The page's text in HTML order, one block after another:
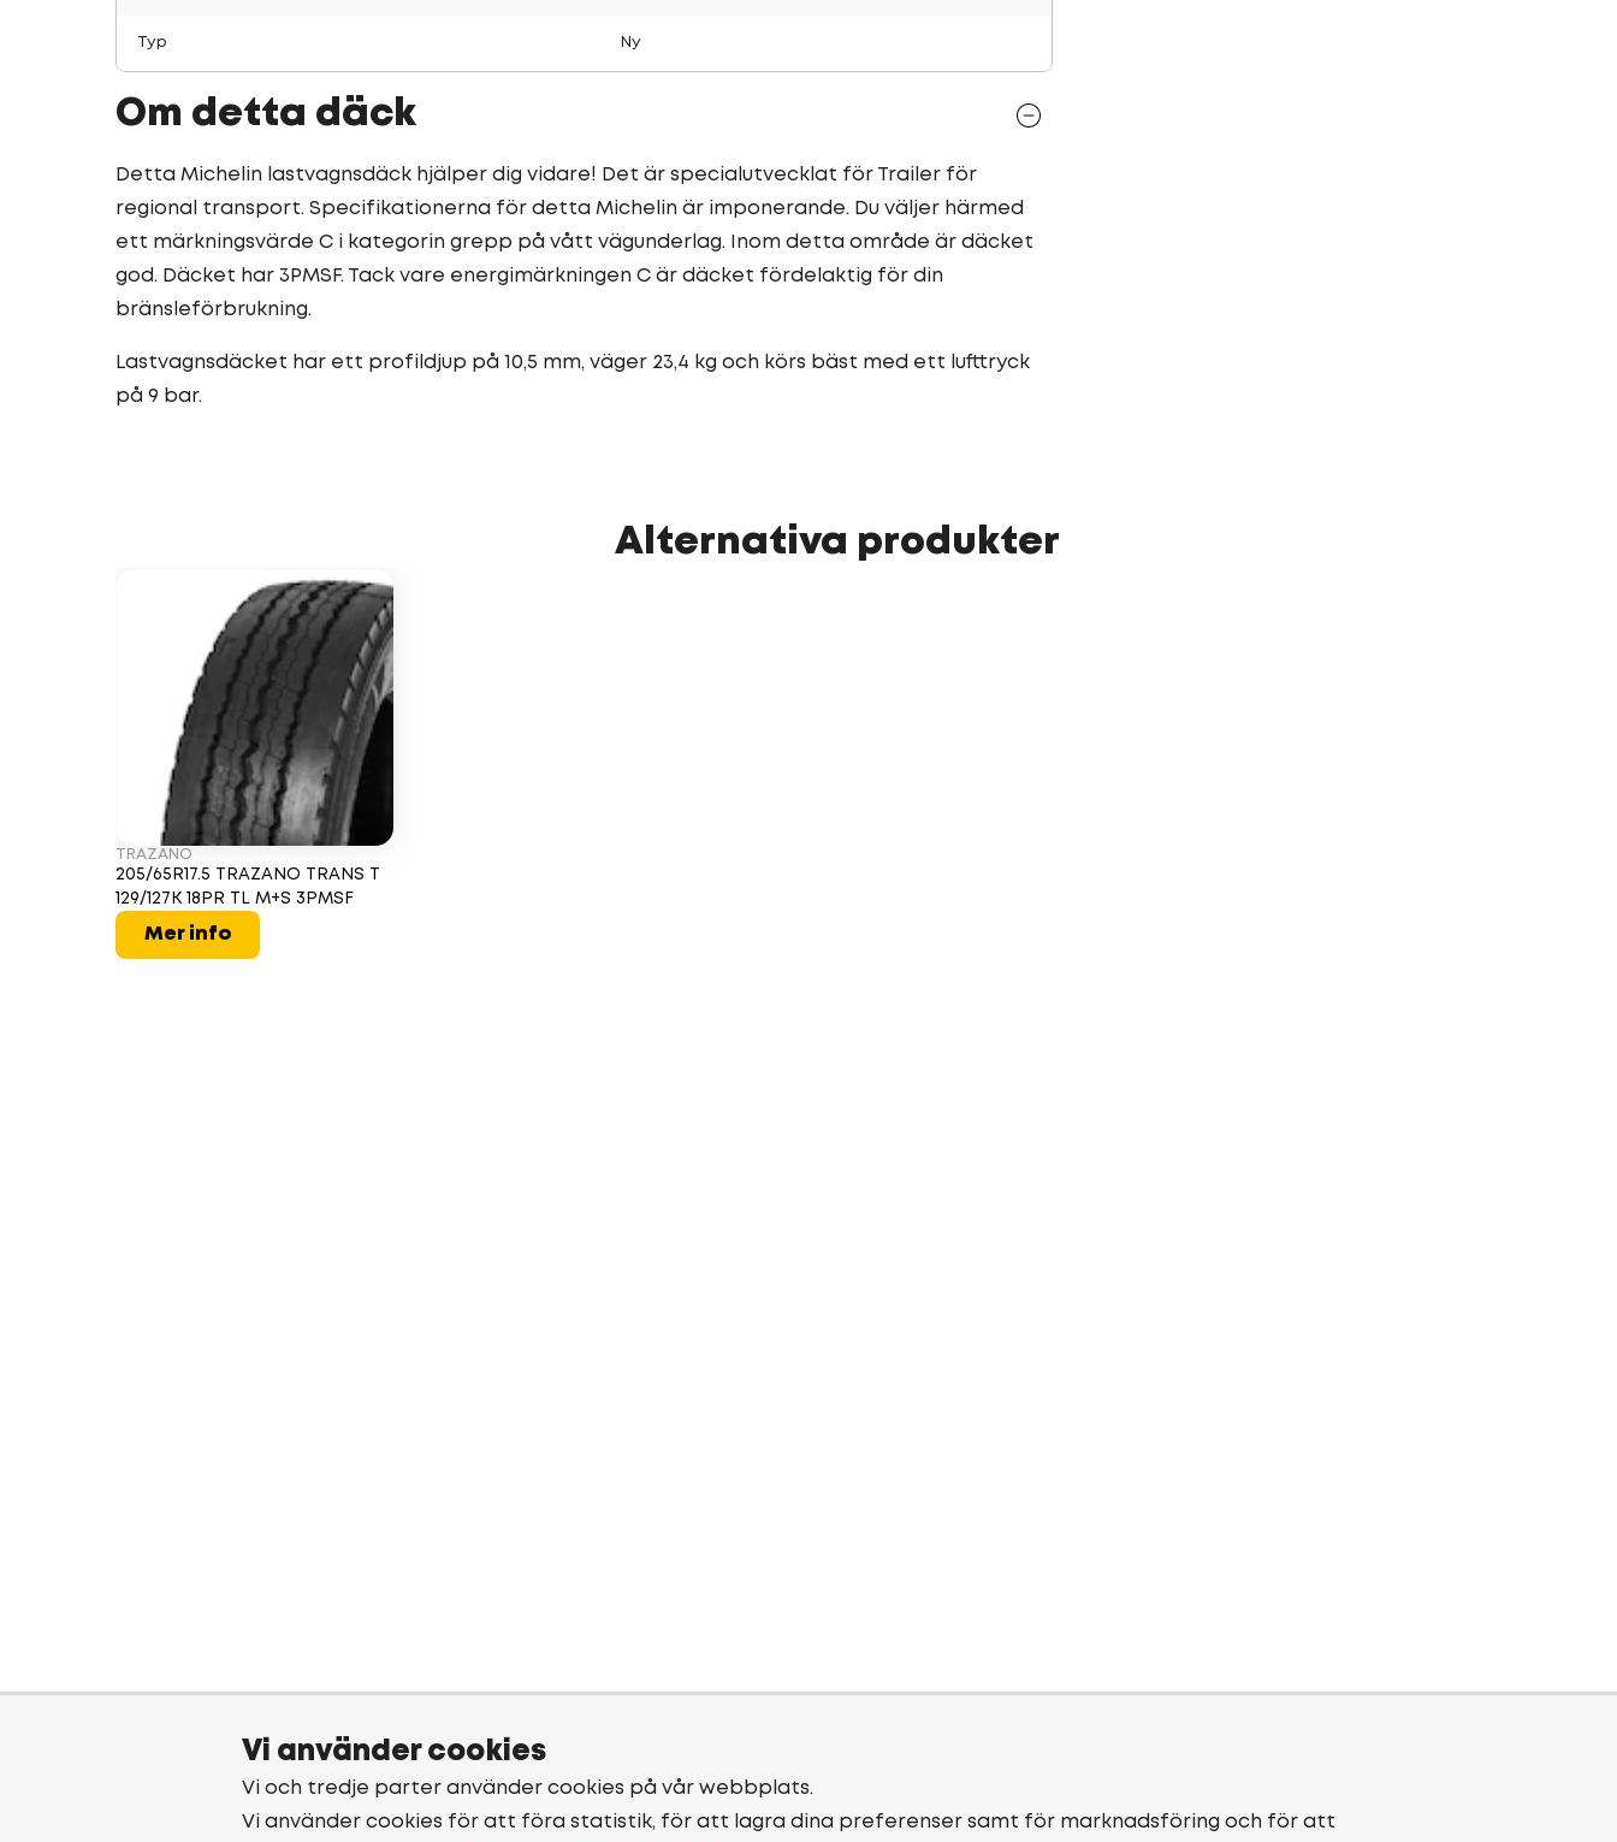
Typ Ny
Om detta däck
Detta Michelin lastvagnsdäck hjälper dig vidare! Det är specialutvecklat för Trailer för
regional transport. Specifikationerna för detta Michelin är imponerande. Du väljer härmed
ett märkningsvärde C i kategorin grepp på vått vägunderlag. Inom detta område är däcket
god. Däcket har 3PMSF. Tack vare energimärkningen C är däcket fördelaktig för din
bränsleförbrukning.
Lastvagnsdäcket har ett profildjup på 10,5 mm, väger 23,4 kg och körs bäst med ett lufttryck
på 9 bar.
Alternativa produkter
TRAZANO
205/65R17.5 TRAZANO TRANS T
129/127K 18PR TL M+S 3PMSF
Mer info
Vi använder cookies
Vi och tredje parter använder cookies på vår webbplats.
Vi använder cookies för att föra statistik, för att lagra dina preferenser samt för marknadsföring och för att